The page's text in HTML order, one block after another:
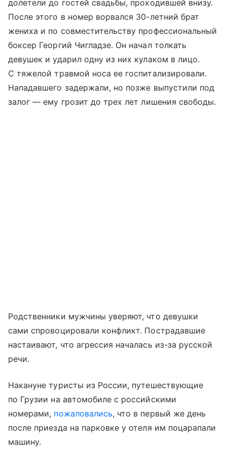
долетели до гостей свадьбы, проходившей внизу.
После этого в номер ворвался 30-летний брат
жениха и по совместительству профессиональный
боксер Георгий Чигладзе. Он начал толкать
девушек и ударил одну из них кулаком в лицо.
С тяжелой травмой носа ее госпитализировали.
Нападавшего задержали, но позже выпустили под
залог — ему грозит до трех лет лишения свободы.
Родственники мужчины уверяют, что девушки
сами спровоцировали конфликт. Пострадавшие
настаивают, что агрессия началась из-за русской
речи.
Накануне туристы из России, путешествующие
по Грузии на автомобиле с российскими
номерами, пожаловались, что в первый же день
после приезда на парковке у отеля им поцарапали
машину.